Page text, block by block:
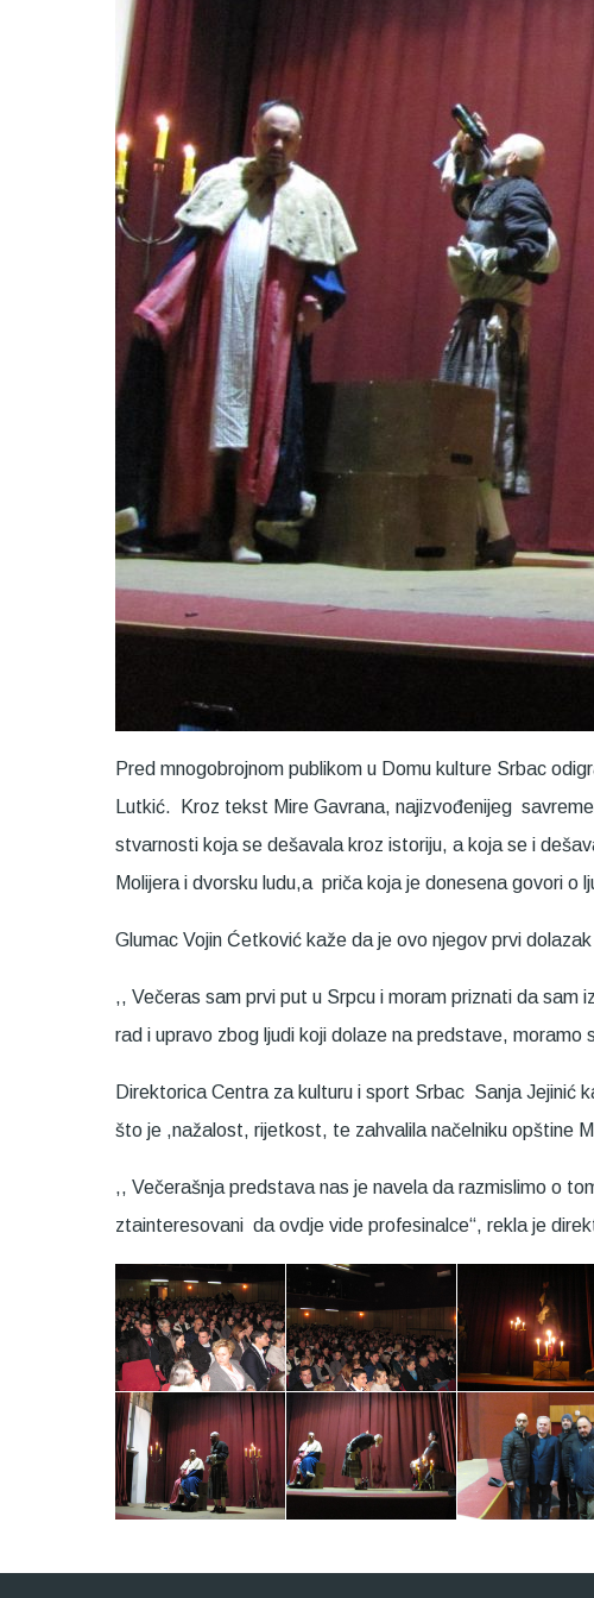
Pred mnogobrojnom publikom u Domu kulture Srbac
Lutkić. Kroz tekst Mire Gavrana, najizvođenijeg
stvarnosti koja se dešavala kroz istoriju, a koja se i
Molijera i dvorsku ludu,a priča koja je donesena govori o
Glumac Vojin Ćetković kaže da je ovo njegov prvi
,, Večeras sam prvi put u Srpcu i moram priznati da sam
rad i upravo zbog ljudi koji dolaze na predstave,
Direktorica Centra za kulturu i sport Srbac Sanja Jejinić
što je ,nažalost, rijetkost, te zahvalila načelniku opštine
,, Večerašnja predstava nas je navela da razmislimo o
ztainteresovani da ovdje vide profesinalce“, rekla je